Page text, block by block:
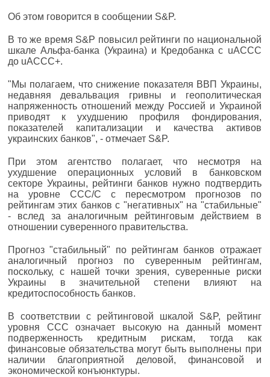
Об этом говорится в сообщении S&P.
В то же время S&P повысил рейтинги по национальной
шкале Альфа-банка (Украина) и Кредобанка с uACCC
до uACCC+.
"Мы полагаем, что снижение показателя ВВП Украины,
недавняя девальвация гривны и геополитическая
напряженность отношений между Россией и Украиной
приводят к ухудшению профиля фондирования,
показателей капитализации и качества активов
украинских банков", - отмечает S&P.
При этом агентство полагает, что несмотря на
ухудшение операционных условий в банковском
секторе Украины, рейтинги банков нужно подтвердить
на уровне CCC/С с пересмотром прогнозов по
рейтингам этих банков с "негативных" на "стабильные"
- вслед за аналогичным рейтинговым действием в
отношении суверенного правительства.
Прогноз "стабильный" по рейтингам банков отражает
аналогичный прогноз по суверенным рейтингам,
поскольку, с нашей точки зрения, суверенные риски
Украины в значительной степени влияют на
кредитоспособность банков.
В соответствии с рейтинговой шкалой S&P, рейтинг
уровня CCC означает высокую на данный момент
подверженность кредитным рискам, тогда как
финансовые обязательства могут быть выполнены при
наличии благоприятной деловой, финансовой и
экономической конъюнктуры.